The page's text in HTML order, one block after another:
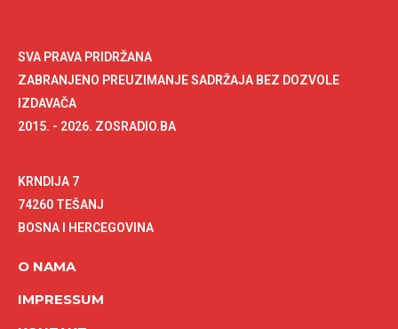
SVA PRAVA PRIDRŽANA
ZABRANJENO PREUZIMANJE SADRŽAJA BEZ DOZVOLE
IZDAVAČA
2015. - 2026. ZOSRADIO.BA
KRNDIJA 7
74260 TEŠANJ
BOSNA I HERCEGOVINA
O NAMA
IMPRESSUM